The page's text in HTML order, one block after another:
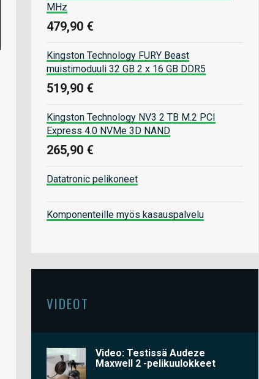
MHz
479,90 €
Kingston Technology FURY Beast
muistimoduuli 32 GB 2 x 16 GB DDR5
519,90 €
Kingston Technology NV3 2 TB M.2 PCI
Express 4.0 NVMe 3D NAND
265,90 €
Datatronic pelikoneet
Komponenteille myös kasauspalvelu
VIDEOT
Video: Testissä Audeze
Maxwell 2 -pelikuulokkeet